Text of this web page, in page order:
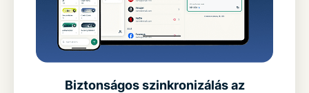
Biztonságos szinkronizálás az